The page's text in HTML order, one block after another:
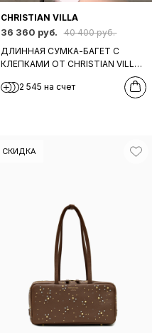
CHRISTIAN VILLA
36 360 руб.
40 400 руб.
ДЛИННАЯ СУМКА-БАГЕТ С
КЛЕПКАМИ ОТ CHRISTIAN VILLA
2 545 на счет
СКИДКА